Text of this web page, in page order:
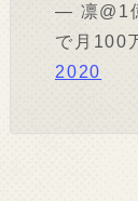
— 凛@1
で月100
2020